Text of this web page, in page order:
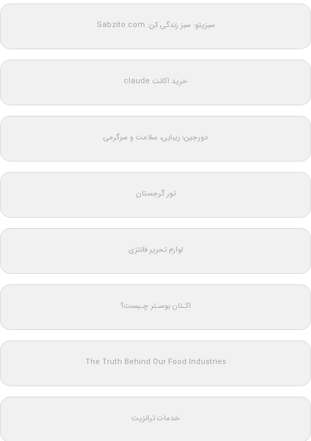
سبزیتو: سبز زندگی کن: Sabzito.com
خرید اکانت claude
دورجین؛ زیبایی، سلامت و سرگرمی
تور گرجستان
لوازم تحریر فانتزی
اکـتان بوسـتر چـیست؟
The Truth Behind Our Food Industries
خدمات ترانزیت